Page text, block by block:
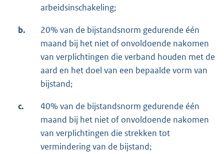
arbeidsinschakeling;
b.
20% van de bijstandsnorm gedurende één
maand bij het niet of onvoldoende nakomen
van verplichtingen die verband houden met de
aard en het doel van een bepaalde vorm van
bijstand;
c.
40% van de bijstandsnorm gedurende één
maand bij het niet of onvoldoende nakomen
van verplichtingen die strekken tot
vermindering van de bijstand;